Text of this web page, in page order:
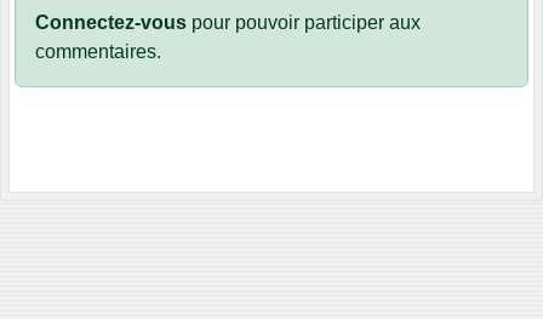
Connectez-vous pour pouvoir participer aux
commentaires.